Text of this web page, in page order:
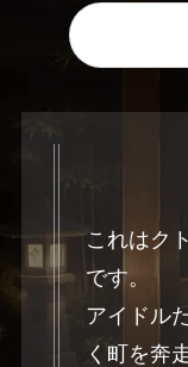
これはク
です。
アイドル
く町を奔